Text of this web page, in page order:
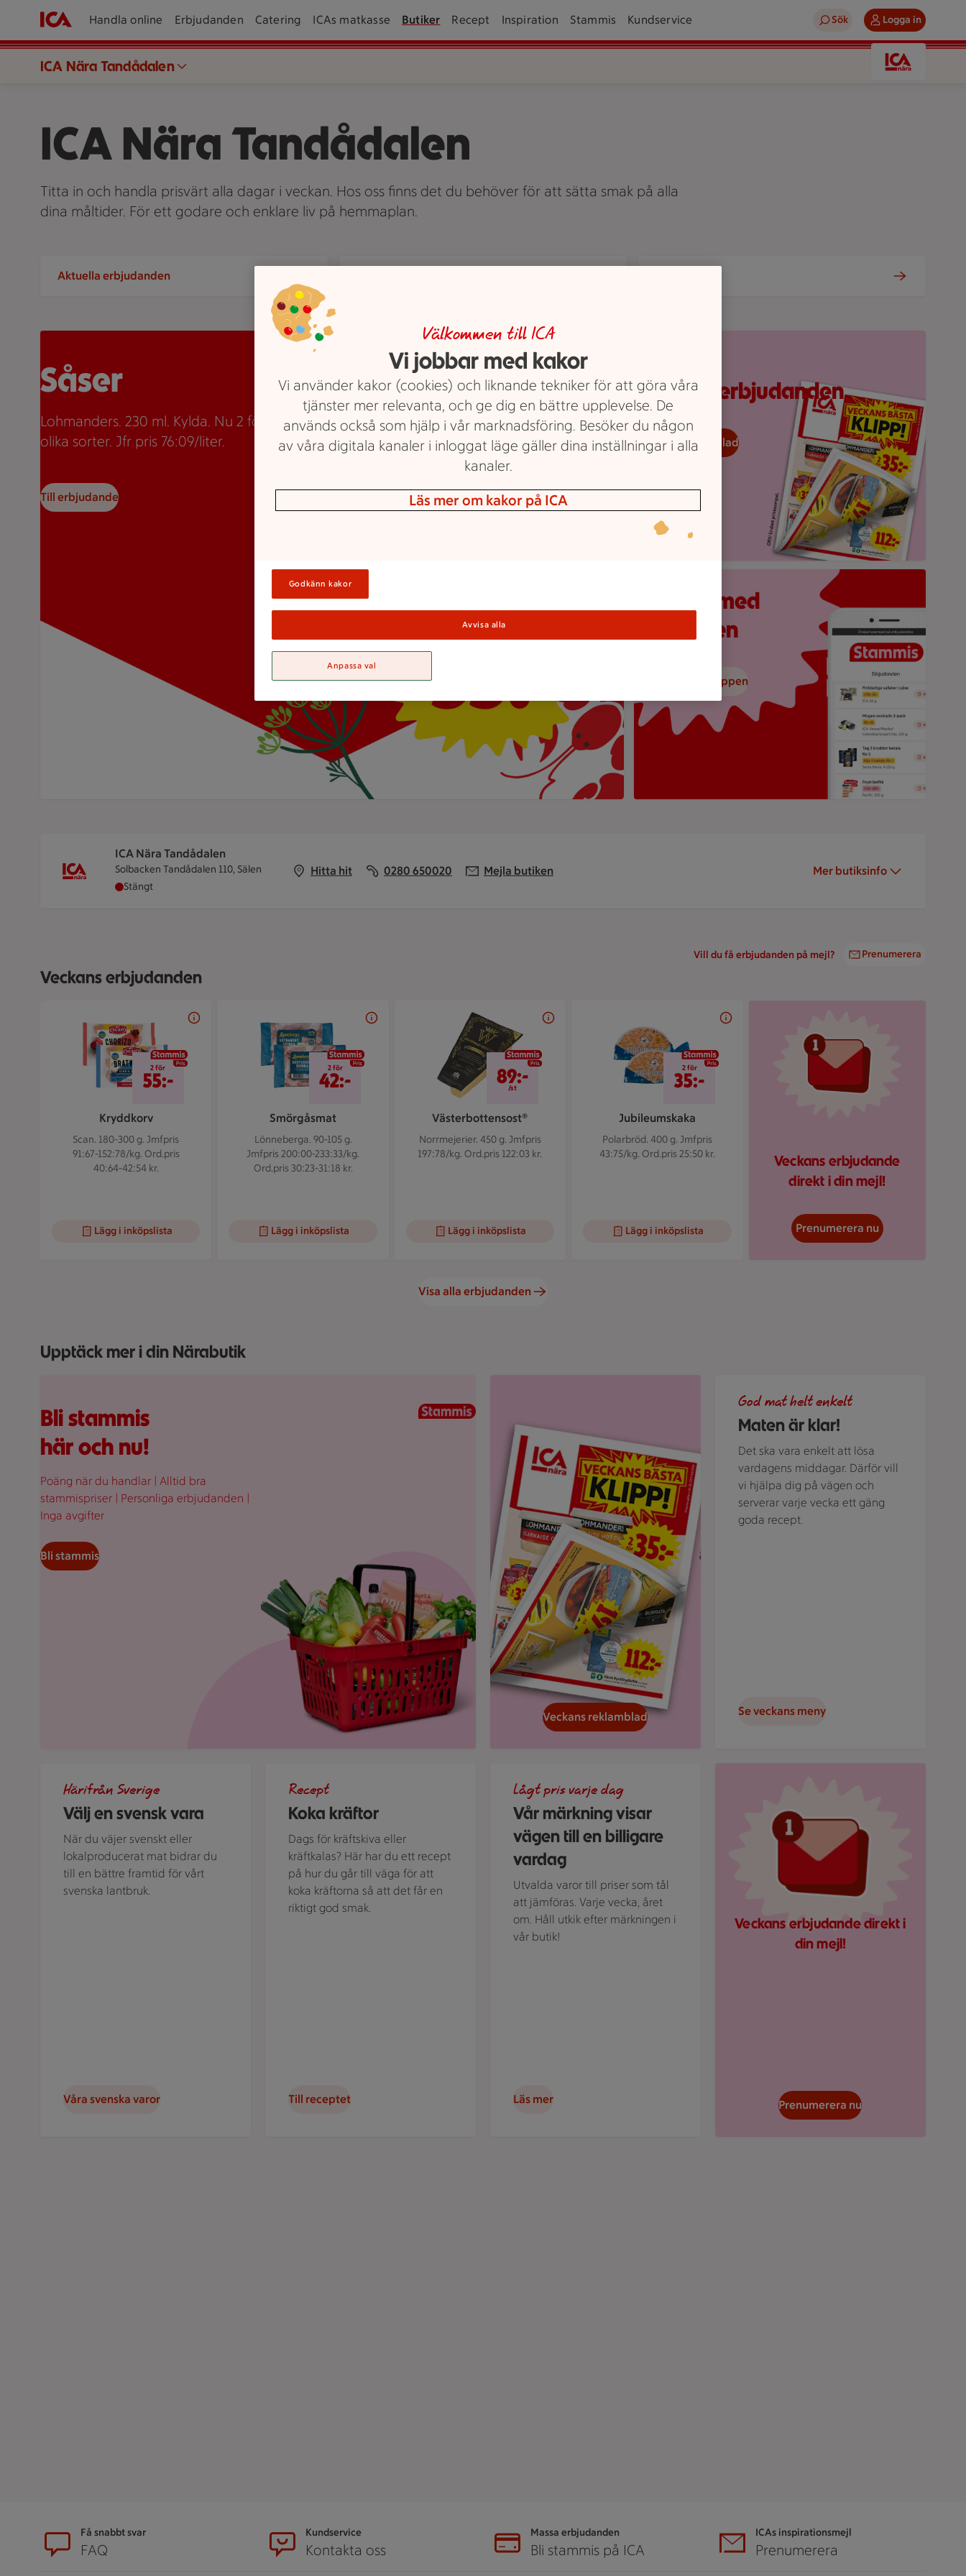
Handla online Erbjudanden Catering ICAs matkasse Butiker Recept Inspiration Stammis Kundservice Sök Logga in
ICA Nära Tandådalen
ICA Nära Tandådalen
Titta in och handla prisvärt alla dagar i veckan. Hos oss finns det du behöver för att sätta smak på alla
dina måltider. För ett godare och enklare liv på hemmaplan.
Två burkar Lohmanders sås med texten "2 för 35:-" som erbjudande.
Såser
Lohmanders. 230 ml. Kylda. Nu 2 för 35kr. Flera
olika sorter. Jfr pris 76:09/liter.
Till erbjudande
Aktuella erbjudanden
ICA Nära Tandådalen
Solbacken Tandådalen 110, Sälen
ICA Nära Tandådalen har stängt
Stängt
Hitta hit 0280 650020 Mejla butiken Mer butiksinfo
veckans erbjudanden
Veckans reklamblad
Mobilskärm visar appen Stam­mis med en lista över
Håll koll med
ICA-appen
Ladda ned ICA-appen
Vill du få erbjudanden på mejl? Prenumerera
Veckans erbjudanden
Bildspel med 5 bilder.
Kryddkorv
Scan. 180-300 g.Jmfpris
91:67-152:78/kg. Ord.pris
40:64-42:54 kr.
2 för 55 kr
2 för
55:-
Lägg i inköpslista
Smörgåsmat
Lönneberga. 90-105 g.
Jmfpris 200:00-233:33/kg.
Ord.pris 30:23-31:18 kr.
2 för 42 kr
2 för
42:-
Lägg i inköpslista
Västerbottensost®
Norrmejerier. 450 g. Jmfpris
197:78/kg. Ord.pris 122:03 kr.
89 kr/st
89:-
/st
Lägg i inköpslista
Jubileumskaka
Polarbröd. 400 g. Jmfpris
43:75/kg. Ord.pris 25:50 kr.
2 för 35 kr
2 för
35:-
Lägg i inköpslista
Veckans erbjudande
direkt i din mejl!
Prenumerera nu
Visa alla erbjudanden
Upptäck mer i din Närabutik
Bli stammis
här och nu!
Poäng när du handlar | Alltid bra
stammispriser | Personliga erbjudanden |
Inga avgifter
Bli stammis
Veckans reklamblad
Maten är klar!
God mat helt enkelt
Det ska vara enkelt att lösa
vardagens middagar. Därför vill
vi hjälpa dig på vägen och
serverar varje vecka ett gäng
goda recept.
Se veckans meny
Välj en svensk vara
Härifrån Sverige
När du väjer svenskt eller
lokalproducerat mat bidrar du
till en bättre framtid för vårt
svenska lantbruk.
Våra svenska varor
Koka kräftor
Recept
Dags för kräftskiva eller
kräftkalas? Här har du ett recept
på hur du går till väga för att
koka kräftorna så att det får en
riktigt god smak.
Till receptet
Vår märkning visar
vägen till en billigare
vardag
Lågt pris varje dag
Utvalda varor till priser som tål
att jämföras. Varje vecka, året
om. Håll utkik efter märkningen i
vår butik!
Läs mer
Veckans erbjudande direkt i
din mejl!
Prenumerera nu
SidfotFå snabbt svar
FAQ
Kundservice
Kontakta oss
Massa erbjudanden
Bli stammis på ICA
ICAs inspirationsmejl
Prenumerera
Välkommen till ICA
Vi jobbar med kakor
Vi använder kakor (cookies) och liknande tekniker för att göra våra
tjänster mer relevanta, och ge dig en bättre upplevelse. De
används också som hjälp i vår marknadsföring. Besöker du någon
av våra digitala kanaler i inloggat läge gäller dina inställningar i alla
kanaler.
Läs mer om kakor på ICA
Godkänn kakor
Avvisa alla
Anpassa val